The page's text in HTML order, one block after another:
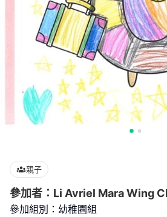
親子
參加者：Li Avriel Mara Wing
參加組別：幼稚園組